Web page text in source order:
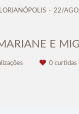
22/
E
0 curtidas